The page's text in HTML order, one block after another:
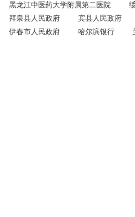
黑龙江中医药大学附属第二医院
拜泉县人民政府
宾县人民政府
伊春市人民政府
哈尔滨银行